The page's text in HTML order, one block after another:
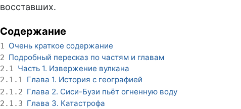
восставших.
Содержание
1 Очень краткое содержание
2 Подробный пересказ по частям и главам
2.1 Часть 1. Извержение вулкана
2.1.1 Глава 1. История с географией
2.1.2 Глава 2. Сиси-Бузи пьёт огненную воду
2.1.3 Глава 3. Катастрофа